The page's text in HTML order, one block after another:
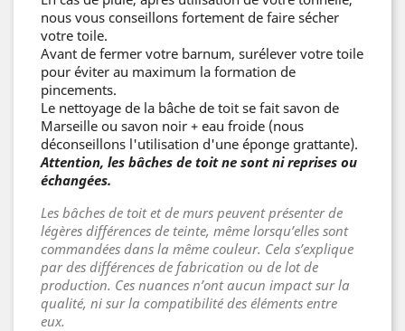
nous vous conseillons fortement de faire sécher
votre toile.
Avant de fermer votre barnum, surélever votre toile
pour éviter au maximum la formation de
pincements.
Le nettoyage de la bâche de toit se fait savon de
Marseille ou savon noir + eau froide (nous
déconseillons l'utilisation d'une éponge grattante).
Attention, les bâches de toit ne sont ni reprises ou
échangées.
Les bâches de toit et de murs peuvent présenter de
légères différences de teinte, même lorsqu’elles sont
commandées dans la même couleur. Cela s’explique
par des différences de fabrication ou de lot de
production. Ces nuances n’ont aucun impact sur la
qualité, ni sur la compatibilité des éléments entre
eux.